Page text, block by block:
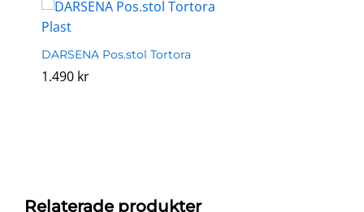
DARSENA Pos.stol Tortora
1.490 kr
1.490 kr
Relaterade produkter